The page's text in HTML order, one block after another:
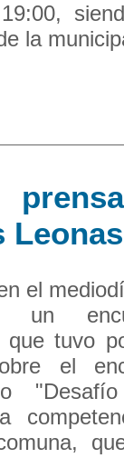
la
Leonas
el
un
que tuvo
el